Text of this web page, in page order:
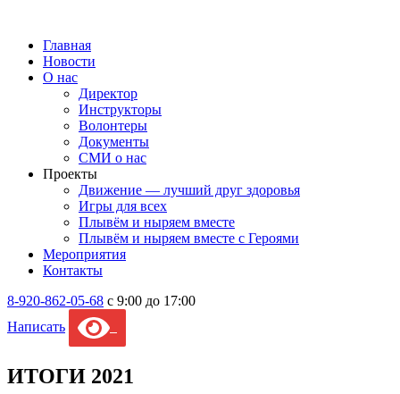
Главная
Новости
О нас
Директор
Инструкторы
Волонтеры
Документы
СМИ о нас
Проекты
Движение — лучший друг здоровья
Игры для всех
Плывём и ныряем вместе
Плывём и ныряем вместе c Героями
Мероприятия
Контакты
8-920-862-05-68 с 9:00 до 17:00
Написать
ИТОГИ 2021